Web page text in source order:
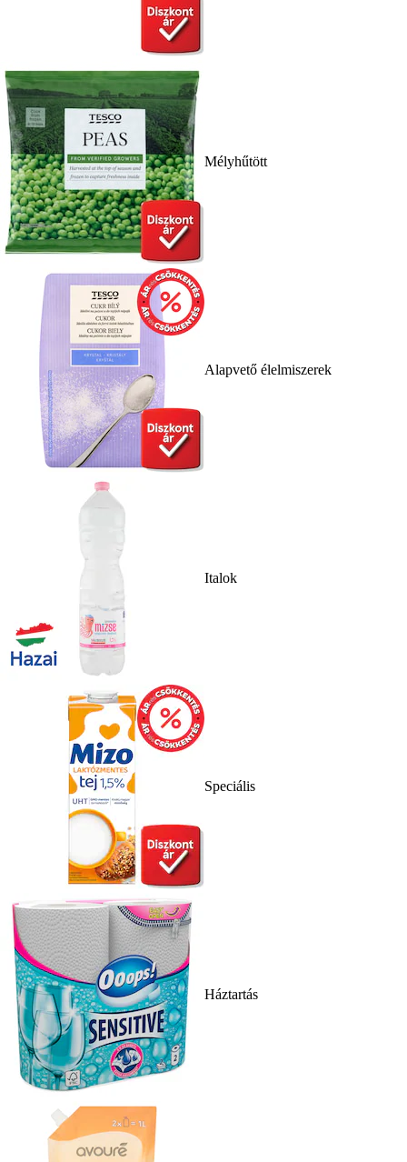
Mélyhűtött
Alapvető élelmiszerek
Italok
Speciális
Háztartás